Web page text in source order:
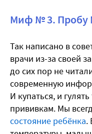
Миф № 3. Пробу
Так написано в
врачи из-за своей
до сих пор не
современную
И купаться, и
прививкам. Мы
состояние ребёнка.